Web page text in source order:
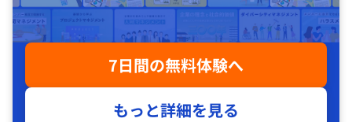
7日間の無料体験へ
もっと詳細を見る